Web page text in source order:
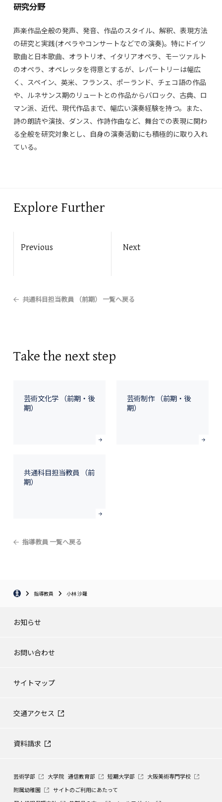
研究分野
声楽作品全般の発声、発音、作品のスタイル、解釈、表現方法
の研究と実践(オペラやコンサートなどでの演奏)。特にドイツ
歌曲と日本歌曲、オラトリオ、イタリアオペラ、モーツァルト
のオペラ、オペレッタを得意とするが、レパートリーは幅広
く、スペイン、英米、フランス、ポーランド、チェコ語の作品
や、ルネサンス期のリュートとの作品からバロック、古典、ロ
マン派、近代、現代作品まで、幅広い演奏経験を持つ。また、
詩の朗読や演技、ダンス、作詩作曲など、舞台での表現に関わ
る全般を研究対象とし、自身の演奏活動にも積極的に取り入れ
ている。
Explore Further
Previous Next
共通科目担当教員 （前期） 一覧へ戻る
Take the next step
芸術文化学 （前期・後
期）
芸術制作 （前期・後
期）
共通科目担当教員 （前
期）
指導教員 一覧へ戻る
指導教員 小林 沙羅
お知らせ
お問い合わせ
サイトマップ
交通アクセス
資料請求
芸術学部 大学院 通信教育部 短期大学部
大阪美術専門学校
附属幼稚園
サイトのご利用にあたって